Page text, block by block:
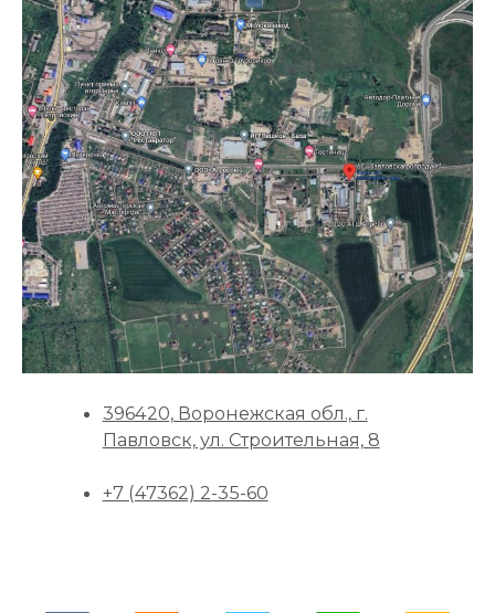
396420, Воронежская обл., г.
Павловск, ул. Строительная, 8
+7 (47362) 2-35-60